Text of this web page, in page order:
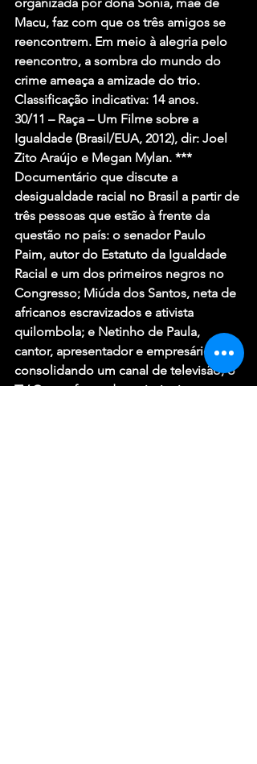
Macu, faz com que os três amigos se
reencontrem. Em meio à alegria pelo
reencontro, a sombra do mundo do
crime ameaça a amizade do trio.
Classificação indicativa: 14 anos.
30/11 – Raça – Um Filme sobre a
Igualdade (Brasil/EUA, 2012), dir: Joel
Zito Araújo e Megan Mylan. ***
Documentário que discute a
desigualdade racial no Brasil a partir de
três pessoas que estão à frente da
questão no país: o senador Paulo
Paim, autor do Estatuto da Igualdade
Racial e um dos primeiros negros no
Congresso; Miúda dos Santos, neta de
africanos escravizados e ativista
quilombola; e Netinho de Paula,
cantor, apresentador e empresário
consolidando um canal de televisão, o
TV Gente, formado majoritariamente